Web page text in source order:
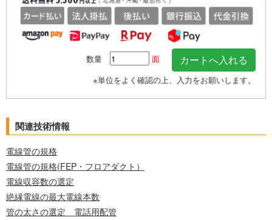
数量
面
※単位をよく確認の上、入力をお願いします。
関連技術情報
電線管の規格
電線管の規格(FEP・フロアダクト）
電線収容数の選定
絶縁電線の最大電線本数
管の太さの選定 電話用配管